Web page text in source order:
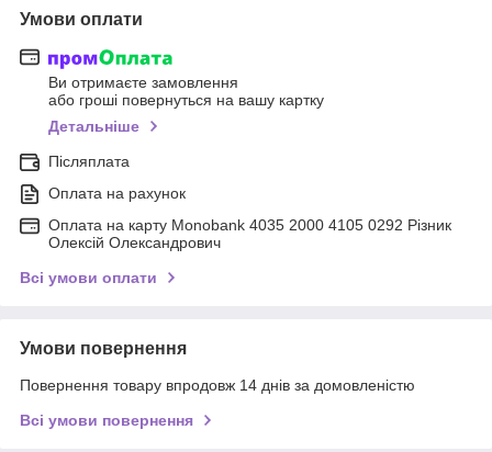
Умови оплати
Ви отримаєте замовлення
або гроші повернуться на вашу картку
Детальніше
Післяплата
Оплата на рахунок
Оплата на карту Monobank 4035 2000 4105 0292 Різник
Олексій Олександрович
Всі умови оплати
Умови повернення
Повернення товару впродовж 14 днів за домовленістю
Всі умови повернення